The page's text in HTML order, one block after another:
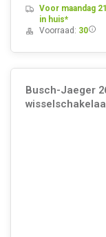
Voor maandag
in huis*
Voorraad: 30
Busch-Jaeger